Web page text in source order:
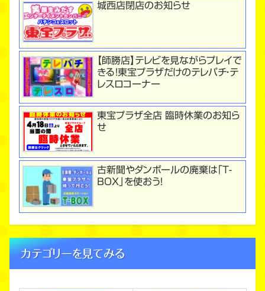
城西店閉店のお知らせ
【師勝店】テレビを見ながらプレイで
きる！東宝プラザだけのテレパチ・テ
レスロコーナー
東宝プラザ全店 臨時休業のお知ら
せ
古新聞やダンボールの廃棄は「T-
BOX」を使おう！
カテゴリーを見てみる